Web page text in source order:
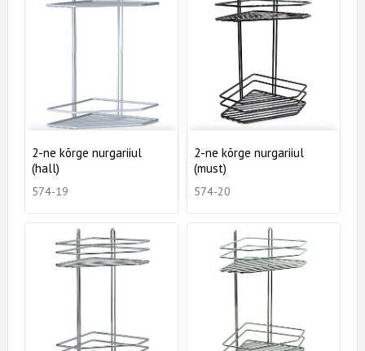
2-ne kõrge nurgariiul
(hall)
574-19
2-ne kõrge nurgariiul
(must)
574-20